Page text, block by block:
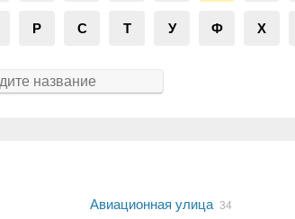
Р С Т У Ф Х
Авиационная улица 34